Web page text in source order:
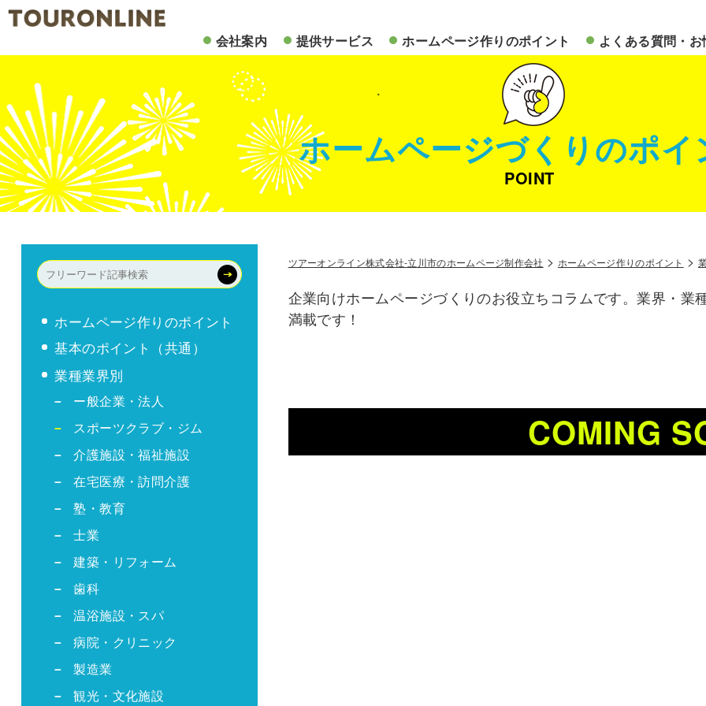
会社案内 提供サービス ホームページ作りのポイント よくある質問・
ホームページづくりのポイ
POINT
ホームページ作りのポイント
基本のポイント（共通）
業種業界別
ー般企業・法人
スポーツクラブ・ジム
介護施設・福祉施設
在宅医療・訪問介護
塾・教育
士業
建築・リフォーム
歯科
温浴施設・スパ
病院・クリニック
製造業
観光・文化施設
ツアーオンライン株式会社-立川市のホームページ制作会社 > ホームページ作りのポイント >
企業向けホームページづくりのお役立ちコラムです。業界・
満載です！
COMING